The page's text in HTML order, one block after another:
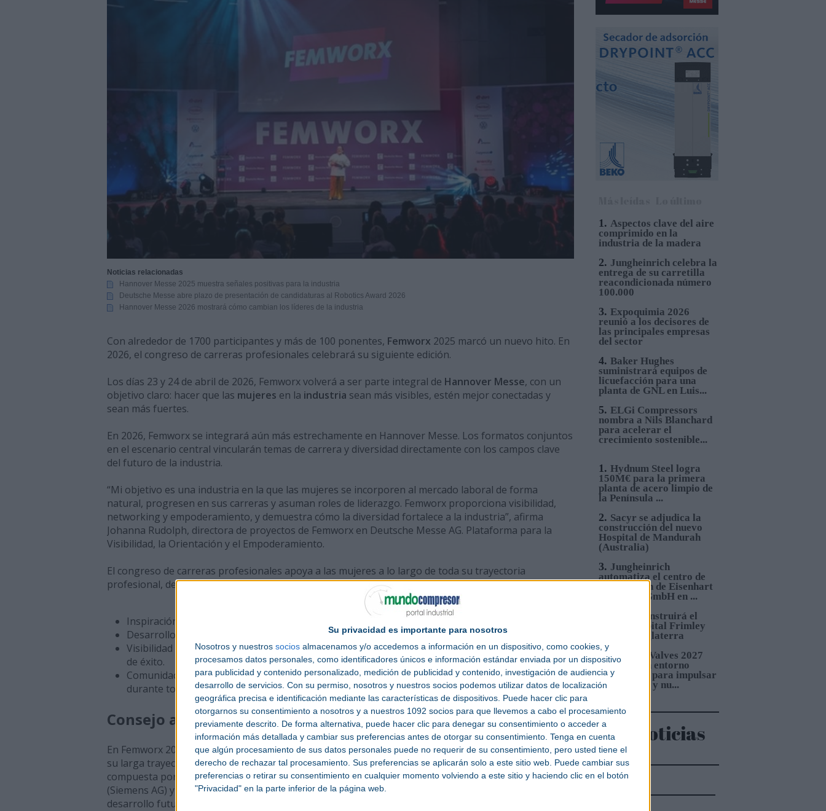
Su privacidad es importante para nosotros
Nosotros y nuestros socios almacenamos y/o accedemos a información en un dispositivo, como cookies, y
procesamos datos personales, como identificadores únicos e información estándar enviada por un dispositivo
para publicidad y contenido personalizado, medición de publicidad y contenido, investigación de audiencia y
desarrollo de servicios. Con su permiso, nosotros y nuestros socios podemos utilizar datos de localización
geográfica precisa e identificación mediante las características de dispositivos. Puede hacer clic para
otorgarnos su consentimiento a nosotros y a nuestros 1092 socios para que llevemos a cabo el procesamiento
previamente descrito. De forma alternativa, puede hacer clic para denegar su consentimiento o acceder a
información más detallada y cambiar sus preferencias antes de otorgar su consentimiento. Tenga en cuenta
que algún procesamiento de sus datos personales puede no requerir de su consentimiento, pero usted tiene el
derecho de rechazar tal procesamiento. Sus preferencias se aplicarán solo a este sitio web. Puede cambiar sus
preferencias o retirar su consentimiento en cualquier momento volviendo a este sitio y haciendo clic en el botón
"Privacidad" en la parte inferior de la página web.
Subcontratación 2027 impulsará nuevas oportunidades de negocio con grandes
Innovación y nuevas oportunidades de negocio en la 10ª edición de AdditƐD
Aqualia se adjudica la construcción de la depuradora de Cajamarca en Perú
El MMH 2026 reunirá a expositores de una veintena de países de los cinco continentes
Cómo digitalizar el mantenimiento para reducir averías y costes
24/07/2026 Yaskawa presenta el nuevo robot de 6 ejes Motoman GP215L
ELGi Compressors nombra a Nils Blanchard para acelerar el crecimiento sostenible en
Europa
Cómo escalar producción sin multiplicar inventario, urgencias ni costes ocultos
07/08/2026 Hydnum Steel logra 150M€ para la primera planta de acero limpio de la Península
Noticias relacionadas
Hannover Messe 2025 muestra señales positivas para la industria
Deutsche Messe abre plazo de presentación de candidaturas al Robotics Award 2026
Hannover Messe 2026 mostrará cómo cambian los líderes de la industria
Con alrededor de 1700 participantes y más de 100 ponentes, Femworx 2025 marcó un nuevo hito. En
2026, el congreso de carreras profesionales celebrará su siguiente edición.
Los días 23 y 24 de abril de 2026, Femworx volverá a ser parte integral de Hannover Messe, con un
objetivo claro: hacer que las mujeres en la industria sean más visibles, estén mejor conectadas y
sean más fuertes.
En 2026, Femworx se integrará aún más estrechamente en Hannover Messe. Los formatos conjuntos
en el escenario central vincularán temas de carrera y diversidad directamente con los campos clave
del futuro de la industria.
“Mi objetivo es una industria en la que las mujeres se incorporen al mercado laboral de forma
natural, progresen en sus carreras y asuman roles de liderazgo. Femworx proporciona visibilidad,
networking y empoderamiento, y demuestra cómo la diversidad fortalece a la industria”, afirma
Johanna Rudolph, directora de proyectos de Femworx en Deutsche Messe AG. Plataforma para la
Visibilidad, la Orientación y el Empoderamiento.
El congreso de carreras profesionales apoya a las mujeres a lo largo de toda su trayectoria
profesional, desde su primer empleo hasta el liderazgo ejecutivo. Ofrece:
Inspiración y orientación: Tendencias, oportunidades y trayectorias profesionales en el sector.
Desarrollo profesional: Sesiones prácticas, mejores prácticas y formación continua.
Visibilidad y un escenario: Mujeres expertas y empresas que adoptan la diversidad como motor
de éxito.
Comunidad y networking: Desde 2024, los eventos paralelos regulares fomentan el intercambio
durante todo el año.
Consejo asesor: gratitud y nuevos impulsos
En Femworx 2025, Angela Josephs y Gerlinde Sturm fueron reconocidas con gran reconocimiento por
su larga trayectoria como miembros del consejo asesor. Para Femworx 2026, la junta directiva estará
compuesta por tres nuevos miembros: Benjamin Maischak (Phoenix Contact), Rebecca Vangenechten
(Siemens AG) y Regina Mehler (speaker), quienes contribuirán con su experiencia y perspectivas al
desarrollo futuro de Femworx .
1. Aspectos clave del aire
comprimido en la
industria de la madera
2. Jungheinrich celebra la
entrega de su carretilla
reacondicionada número
100.000
3. Expoquimia 2026
reunió a los decisores de
las principales empresas
del sector
4. Baker Hughes
suministrará equipos de
licuefacción para una
planta de GNL en Luis...
5. ELGi Compressors
nombra a Nils Blanchard
para acelerar el
crecimiento sostenible...
1. Hydnum Steel logra
150M€ para la primera
planta de acero limpio de
la Península ...
2. Sacyr se adjudica la
construcción del nuevo
Hospital de Mandurah
(Australia)
3. Jungheinrich
automatiza el centro de
distribución de Eisenhart
Laeppché GmbH en ...
Sacyr construirá el
nuevo Hospital Frimley
Park en Inglaterra
5.Pumps&Valves 2027
ofrecerá un entorno
estratégico para impulsar
inversiones y nu...
Más noticias